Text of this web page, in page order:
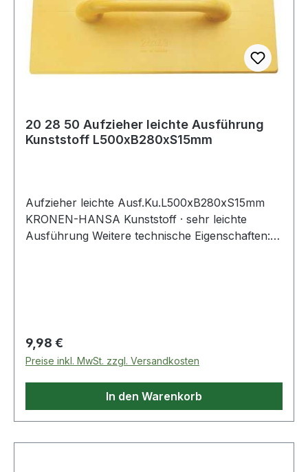
20 28 50 Aufzieher leichte Ausführung
Kunststoff L500xB280xS15mm
Aufzieher leichte Ausf.Ku.L500xB280xS15mm
KRONEN-HANSA Kunststoff · sehr leichte
Ausführung Weitere technische Eigenschaften: ·
Regulärer Preis:
9,98 €
Preise inkl. MwSt. zzgl. Versandkosten
In den Warenkorb